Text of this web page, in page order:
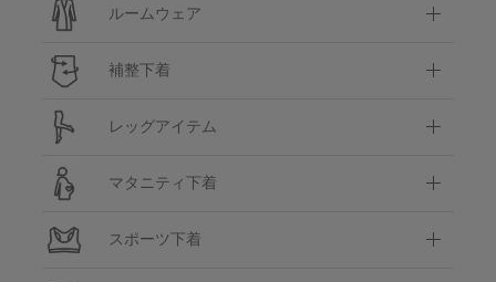
ルームウェア
補整下着
レッグアイテム
マタニティ下着
スポーツ下着